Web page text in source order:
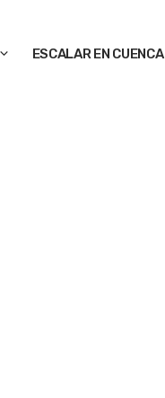
ESCALAR EN CUENCA